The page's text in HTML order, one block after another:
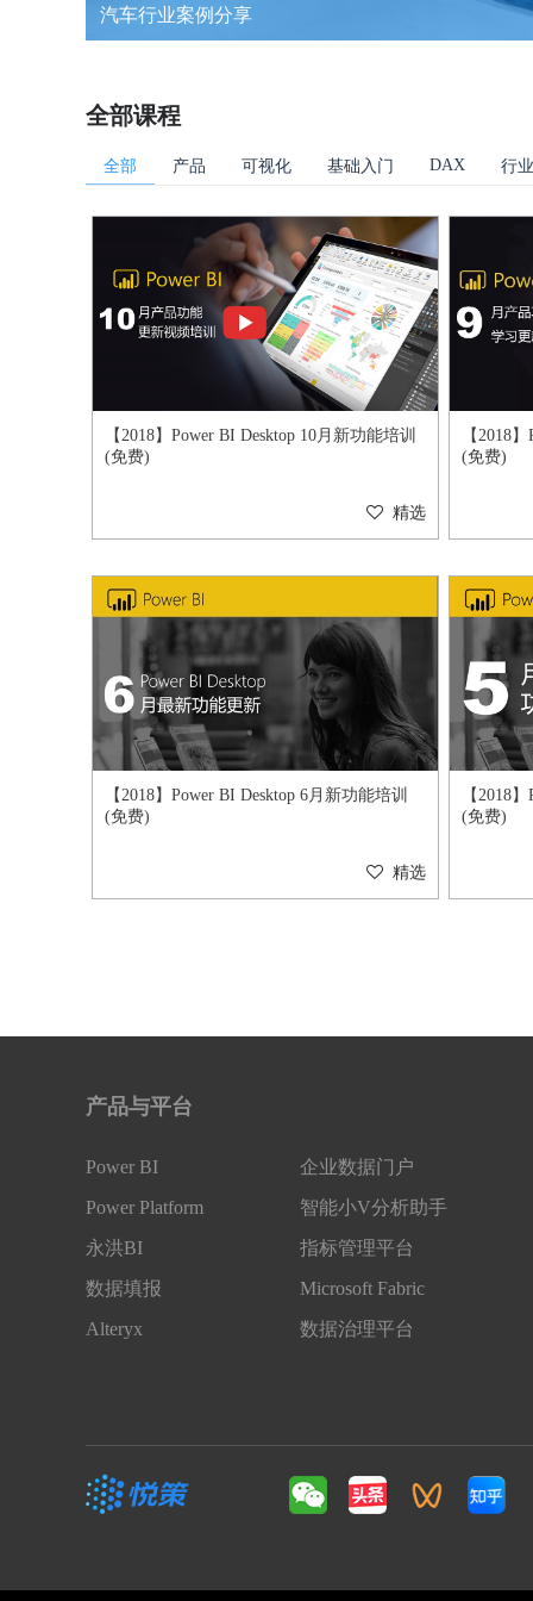
汽车行业案例分享
全部课程
全部 产品 可视化 基础入门 DAX 行
【2018】Power BI Desktop 10月新功能培训
(免费)
精选
【2018
(免费)
【2018】Power BI Desktop 6月新功能培训
(免费)
精选
【2018
(免费)
产品与平台
Power BI
企业数据门户
Power Platform
智能小V分析助手
永洪BI
指标管理平台
数据填报
Microsoft Fabric
Alteryx
数据治理平台